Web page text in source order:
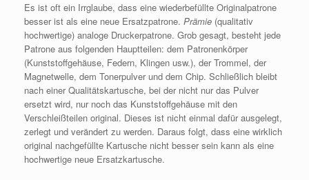
Es ist oft ein Irrglaube, dass eine wiederbefüllte Originalpatrone
besser ist als eine neue Ersatzpatrone. Prämie (qualitativ
hochwertige) analoge Druckerpatrone. Grob gesagt, besteht jede
Patrone aus folgenden Hauptteilen: dem Patronenkörper
(Kunststoffgehäuse, Federn, Klingen usw.), der Trommel, der
Magnetwelle, dem Tonerpulver und dem Chip. Schließlich bleibt
nach einer Qualitätskartusche, bei der nicht nur das Pulver
ersetzt wird, nur noch das Kunststoffgehäuse mit den
Verschleißteilen original. Dieses ist nicht einmal dafür ausgelegt,
zerlegt und verändert zu werden. Daraus folgt, dass eine wirklich
original nachgefüllte Kartusche nicht besser sein kann als eine
hochwertige neue Ersatzkartusche.